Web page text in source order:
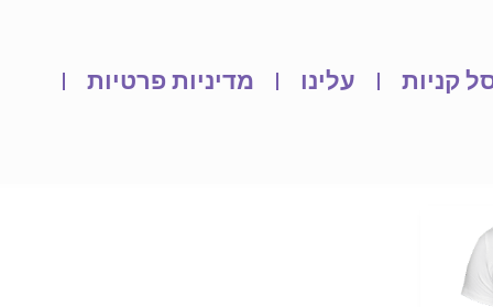
קניות עלינו
מדיניות פרטיות